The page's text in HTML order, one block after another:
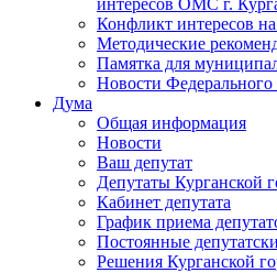
интересов ОМС г.
Конфликт интересов
Методические
Памятка для
Новости Федерального
Дума
Общая информация
Новости
Ваш депутат
Депутаты Курганской
Кабинет депутата
График приема
Постоянные
Решения Курганской